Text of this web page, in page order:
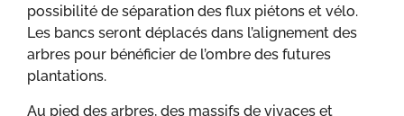
possibilité de séparation des flux piétons et vélo.
Les bancs seront déplacés dans l’alignement des
arbres pour bénéficier de l’ombre des futures
plantations.
Au pied des arbres, des massifs de vivaces et